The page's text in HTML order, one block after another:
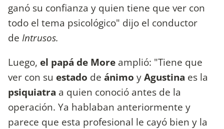
ganó su confianza y quien tiene que ver con
todo el tema psicológico" dijo el conductor
de Intrusos.
Luego, el papá de More amplió: "Tiene que
ver con su estado de ánimo yAgustina es la
psiquiatra a quien conoció antes de la
operación. Ya hablaban anteriormente y
parece que esta profesional le cayó bien y la